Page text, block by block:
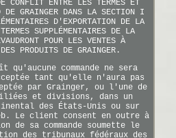
CONFLIT ENTRE LES TERMES ET
DE GRAINGER DANS LA SECTION I
D'EXPORTATION DE LA
SUPPLÉMENTAIRES DE LA
POUR LES VENTES À
PRODUITS DE GRAINGER.
commande ne sera
tant qu'elle n'aura pas
par Grainger, ou l'une de
et divisions, dans un
des États-Unis ou sur
Le client consent en outre à
de sa commande soumette le
des tribunaux fédéraux des